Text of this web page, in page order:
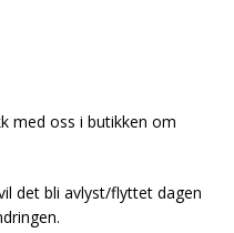
med oss i butikken om
det bli avlyst/flyttet dagen